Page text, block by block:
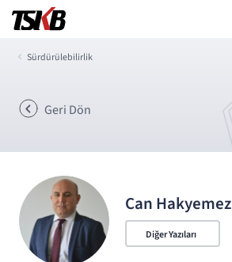
Sürdürülebilirlik
Geri Dön
Can Hakyemez
Diğer Yazıları